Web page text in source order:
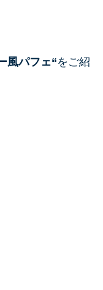
風パフェ“をご紹